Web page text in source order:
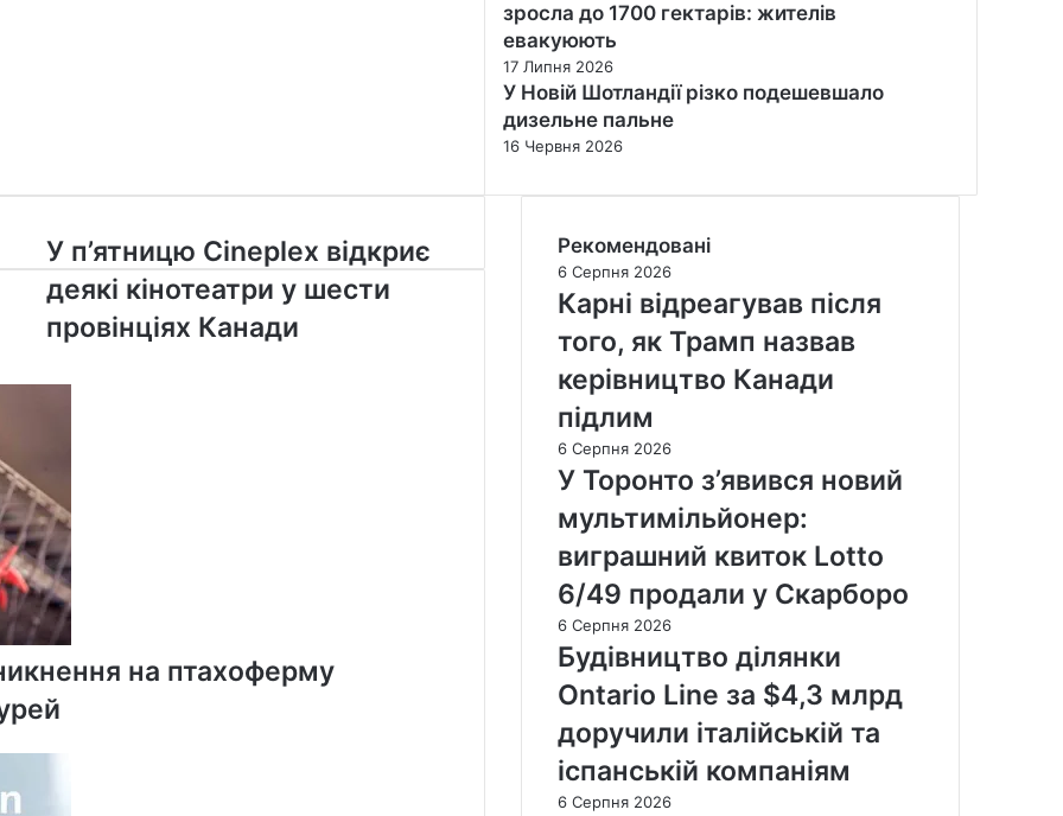
У
п’ятницю
Cineplex
відкриє
деякі
У п’ятницю Cineplex відкриє
деякі кінотеатри у шести
провінціях Канади
на птахоферму
зросла до 1700 гектарів: жителів
евакуюють
17 Липня 2026
У Новій Шотландії різко подешевшало
дизельне пальне
16 Червня 2026
Рекомендовані
6 Серпня 2026
Карні відреагував після
того, як Трамп назвав
керівництво Канади
підлим
6 Серпня 2026
У Торонто з’явився новий
мультимільйонер:
виграшний квиток Lotto
6/49 продали у Скарборо
6 Серпня 2026
Будівництво ділянки
Ontario Line за $4,3 млрд
доручили італійській та
іспанській компаніям
6 Серпня 2026